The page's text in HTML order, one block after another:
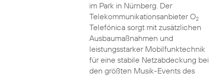
im Park in Nürnberg. Der
Telekommunikationsanbieter O2
Telefónica sorgt mit zusätzlichen
Ausbaumaßnahmen und
leistungsstarker Mobilfunktechnik
für eine stabile Netzabdeckung bei
den größten Musik-Events des